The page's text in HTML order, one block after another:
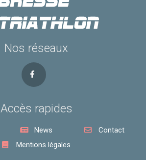
Nos réseaux
Accès rapides
News
Contact
Mentions légales